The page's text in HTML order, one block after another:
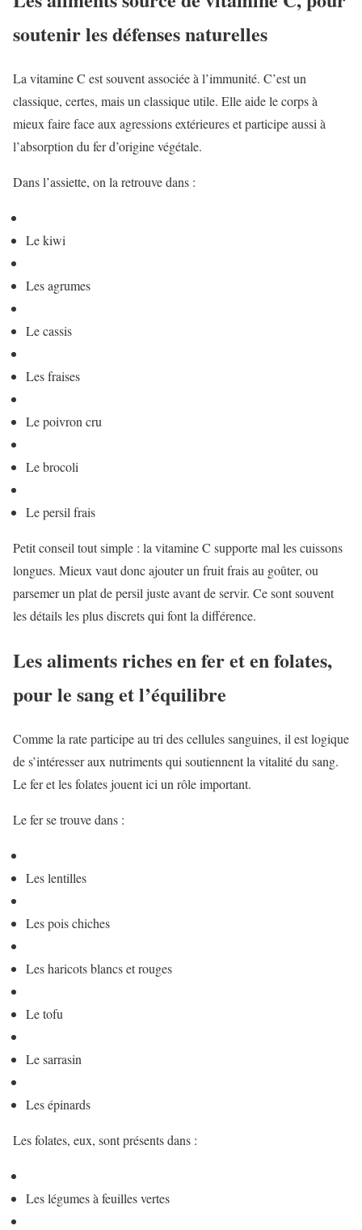
soutenir les défenses naturelles
La vitamine C est souvent associée à l’immunité. C’est un
classique, certes, mais un classique utile. Elle aide le corps à
mieux faire face aux agressions extérieures et participe aussi à
l’absorption du fer d’origine végétale.
Dans l’assiette, on la retrouve dans :
Le kiwi
Les agrumes
Le cassis
Les fraises
Le poivron cru
Le brocoli
Le persil frais
Petit conseil tout simple : la vitamine C supporte mal les cuissons
longues. Mieux vaut donc ajouter un fruit frais au goûter, ou
parsemer un plat de persil juste avant de servir. Ce sont souvent
les détails les plus discrets qui font la différence.
Les aliments riches en fer et en folates,
pour le sang et l’équilibre
Comme la rate participe au tri des cellules sanguines, il est logique
de s’intéresser aux nutriments qui soutiennent la vitalité du sang.
Le fer et les folates jouent ici un rôle important.
Le fer se trouve dans :
Les lentilles
Les pois chiches
Les haricots blancs et rouges
Le tofu
Le sarrasin
Les épinards
Les folates, eux, sont présents dans :
Les légumes à feuilles vertes